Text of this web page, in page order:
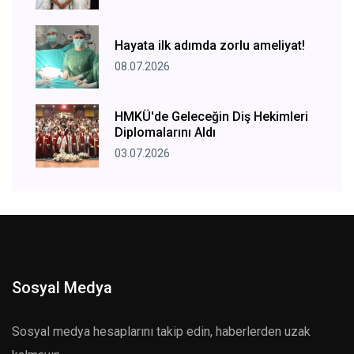
Hayata ilk adımda zorlu ameliyat!
08.07.2026
HMKÜ'de Geleceğin Diş Hekimleri
Diplomalarını Aldı
03.07.2026
Sosyal Medya
Sosyal medya hesaplarını takip edin, haberlerden uzak